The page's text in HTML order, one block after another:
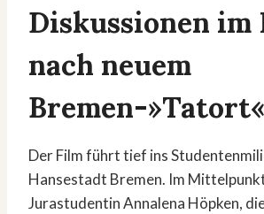
Diskussionen im
nach neuem
Bremen-»Tatort«
Der Film führt tief ins
Hansestadt Bremen. Im
Jurastudentin Annalena Höpken,